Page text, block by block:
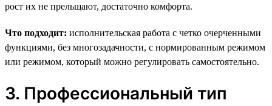
рост их не прельщают, достаточно комфорта.
Что подходит: исполнительская работа с четко очерченными
функциями, без многозадачности, с нормированным режимом
или режимом, который можно регулировать самостоятельно.
3. Профессиональный тип